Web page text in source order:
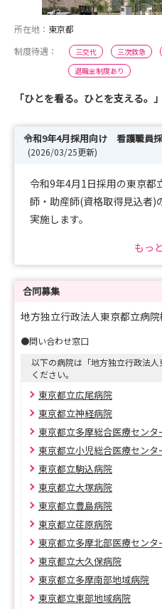
所在地： 東京都
制度待遇：
三交代 三次救急
退職金制度あり
「ひとを看る。ひとを支える。」
令和9年4月採用向け 看護職員採
(2026/03/25更新)
令和9年4月1日採用の東京都
師・助産師(資格取得見込者)
実施します。
もっ
合同募集
地方独立行政法人東京都立病
●問い合わせ窓口
以下の病院は「地方独立行政法
ください。
東京都立広尾病院
東京都立神経病院
東京都立多摩総合医療センタ
東京都立小児総合医療センタ
東京都立駒込病院
東京都立大塚病院
東京都立豊島病院
東京都立荏原病院
東京都立多摩北部医療センタ
東京都立大久保病院
東京都立多摩南部地域病院
東京都立東部地域病院